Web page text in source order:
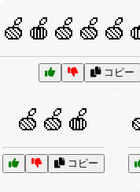
コピー
🍏🍏🍎
コピー